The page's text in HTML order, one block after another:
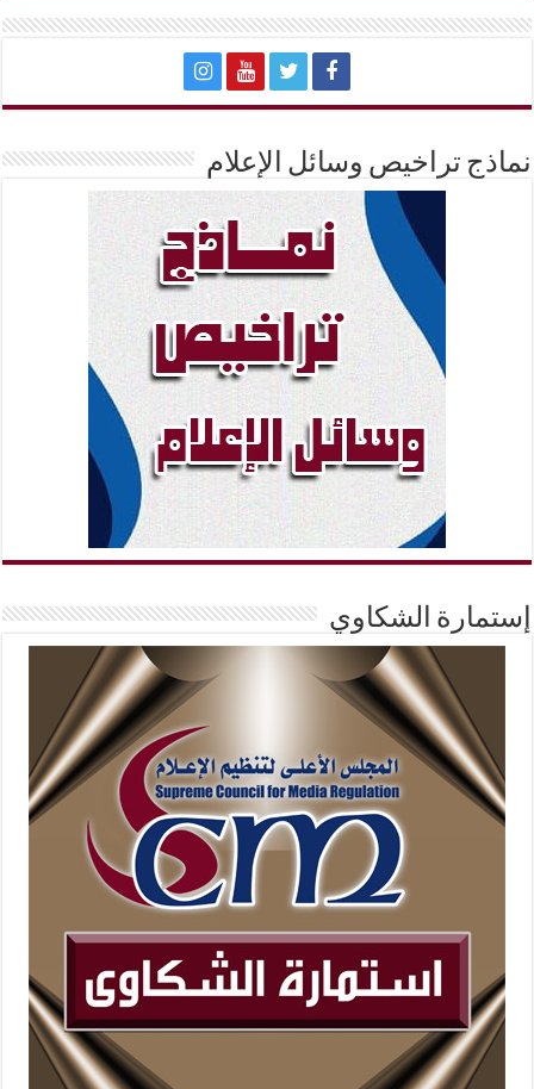
نماذج تراخيص وسائل الإعلام
إستمارة الشكاوي